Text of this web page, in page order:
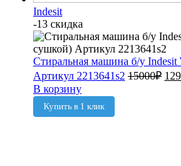
Indesit
-13 скидка
Стиральная машина б/у
Артикул 2213641s2 15000₽
В корзину
Купить в 1 клик